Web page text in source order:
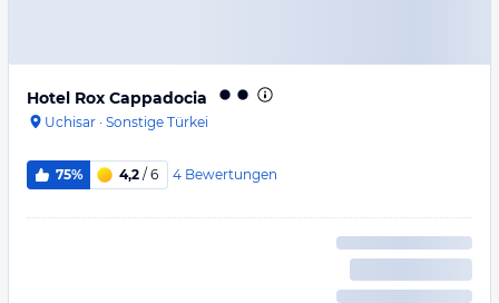
Hotel Rox Cappadocia
Uchisar · Sonstige Türkei
75% 4,2 / 6 4 Bewertungen